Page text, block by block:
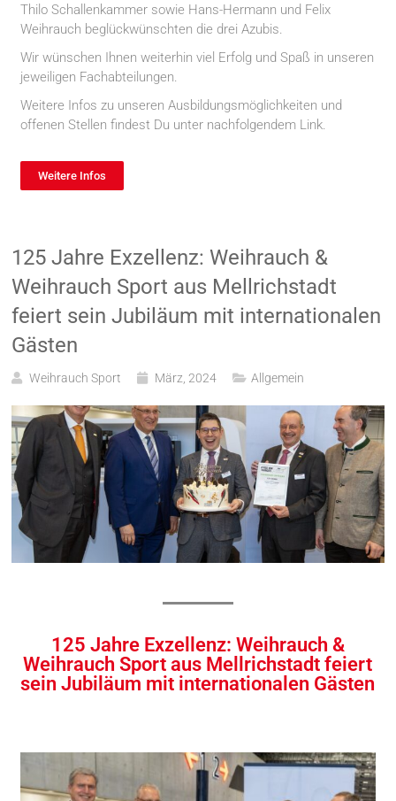
Thilo Schallenkammer sowie Hans-Hermann und Felix
Weihrauch beglückwünschten die drei Azubis.
Wir wünschen Ihnen weiterhin viel Erfolg und Spaß in unseren
jeweiligen Fachabteilungen.
Weitere Infos zu unseren Ausbildungsmöglichkeiten und
offenen Stellen findest Du unter nachfolgendem Link.
Weitere Infos
125 Jahre Exzellenz: Weihrauch &
Weihrauch Sport aus Mellrichstadt
feiert sein Jubiläum mit internationalen
Gästen
Weihrauch Sport März, 2024 Allgemein
125 Jahre Exzellenz: Weihrauch &
Weihrauch Sport aus Mellrichstadt feiert
sein Jubiläum mit internationalen Gästen